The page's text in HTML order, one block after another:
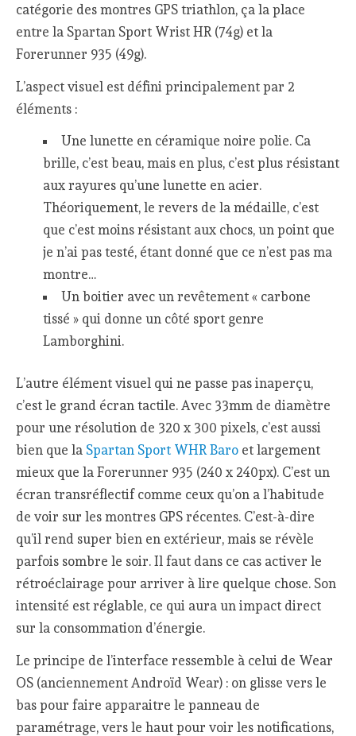
catégorie des montres GPS triathlon, ça la place
entre la Spartan Sport Wrist HR (74g) et la
Forerunner 935 (49g).
L’aspect visuel est défini principalement par 2
éléments :
Une lunette en céramique noire polie. Ca
brille, c’est beau, mais en plus, c’est plus résistant
aux rayures qu’une lunette en acier.
Théoriquement, le revers de la médaille, c’est
que c’est moins résistant aux chocs, un point que
je n’ai pas testé, étant donné que ce n’est pas ma
montre…
Un boitier avec un revêtement « carbone
tissé » qui donne un côté sport genre
Lamborghini.
L’autre élément visuel qui ne passe pas inaperçu,
c’est le grand écran tactile. Avec 33mm de diamètre
pour une résolution de 320 x 300 pixels, c’est aussi
bien que la Spartan Sport WHR Baro et largement
mieux que la Forerunner 935 (240 x 240px). C’est un
écran transréflectif comme ceux qu’on a l’habitude
de voir sur les montres GPS récentes. C’est-à-dire
qu’il rend super bien en extérieur, mais se révèle
parfois sombre le soir. Il faut dans ce cas activer le
rétroéclairage pour arriver à lire quelque chose. Son
intensité est réglable, ce qui aura un impact direct
sur la consommation d’énergie.
Le principe de l’interface ressemble à celui de Wear
OS (anciennement Androïd Wear) : on glisse vers le
bas pour faire apparaitre le panneau de
paramétrage, vers le haut pour voir les notifications,